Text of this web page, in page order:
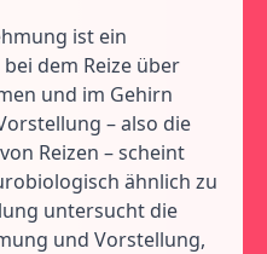
ist ein
dem Reize über
und im Gehirn
– also die
Reizen – scheint
ähnlich zu
untersucht die
und Vorstellung,